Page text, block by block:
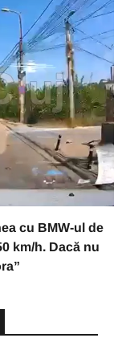
cu BMW-ul de
km/h. Dacă nu